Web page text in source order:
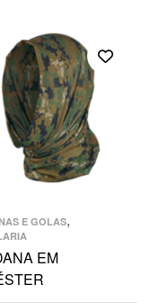
E GOLAS,
EM